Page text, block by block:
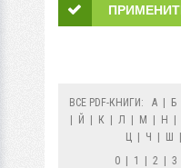
ВСЕ PDF-КНИГИ: А Б
Й К Л М Н
Ц
Ч Ш
0
1 2 3